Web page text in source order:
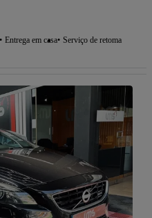
Entrega em casa Serviço de retoma